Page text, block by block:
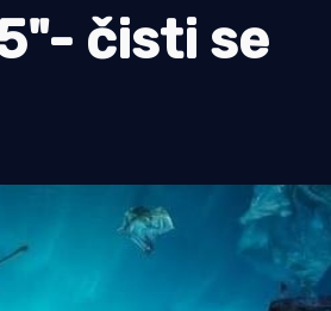
čisti se